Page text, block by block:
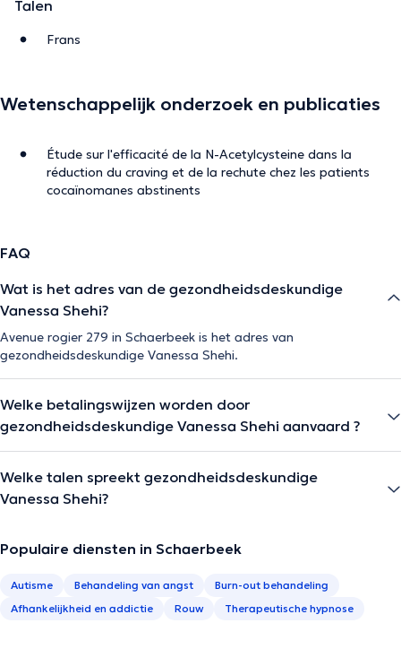
Talen
Frans
Wetenschappelijk onderzoek en publicaties
Étude sur l'efficacité de la N-Acetylcysteine dans la
réduction du craving et de la rechute chez les patients
cocaïnomanes abstinents
FAQ
Wat is het adres van de gezondheidsdeskundige
Vanessa Shehi?
Avenue rogier 279 in Schaerbeek is het adres van
gezondheidsdeskundige Vanessa Shehi.
Welke betalingswijzen worden door
gezondheidsdeskundige Vanessa Shehi aanvaard ?
Welke talen spreekt gezondheidsdeskundige
Vanessa Shehi?
Populaire diensten in Schaerbeek
Autisme Behandeling van angst
Burn-out behandeling
Afhankelijkheid en addictie
Rouw Therapeutische hypnose